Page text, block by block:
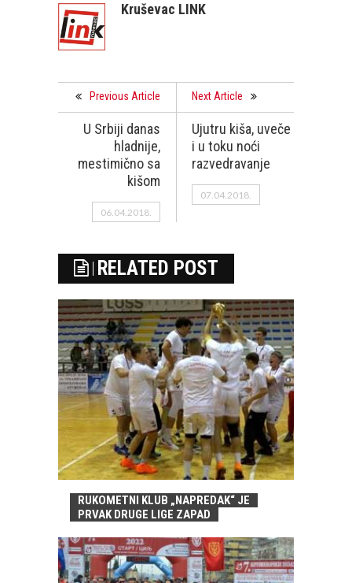
Kruševac LINK
Previous Article
U Srbiji danas
hladnije,
mestimično sa
kišom
06.04.2018.
Next Article
Ujutru kiša, uveče
i u toku noći
razvedravanje
07.04.2018.
RELATED POST
RUKOMETNI KLUB „NAPREDAK“ JE
PRVAK DRUGE LIGE ZAPAD